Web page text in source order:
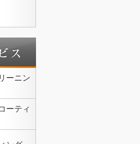
ーニン
ーティ